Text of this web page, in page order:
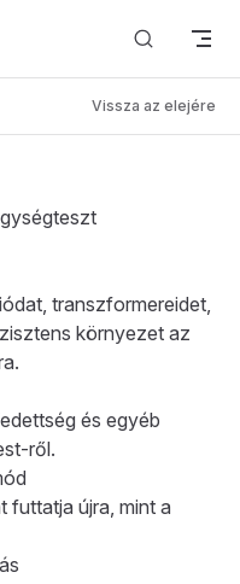
Vissza az elejére
transzformereidet,
környezet az
és egyéb
ről.
futtatja újra, mint a